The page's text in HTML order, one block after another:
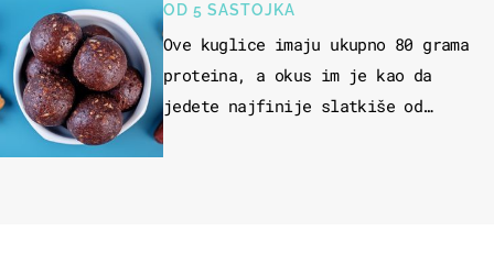
OD 5 SASTOJKA
Ove kuglice imaju ukupno 80 grama
proteina, a okus im je kao da
jedete najfinije slatkiše od